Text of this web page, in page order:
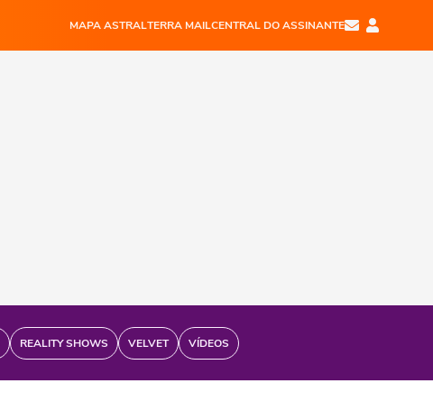
MAPA ASTRALTERRA MAILCENTRAL DO ASSINANTE
REALITY SHOWS VELVET VÍDEOS